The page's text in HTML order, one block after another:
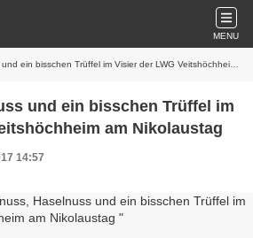
MENU
bisschen Trüffel im Visier der LWG Veitshöchheim am Nikolaustag
und ein bisschen Trüffel im
am Nikolaustag
14:57